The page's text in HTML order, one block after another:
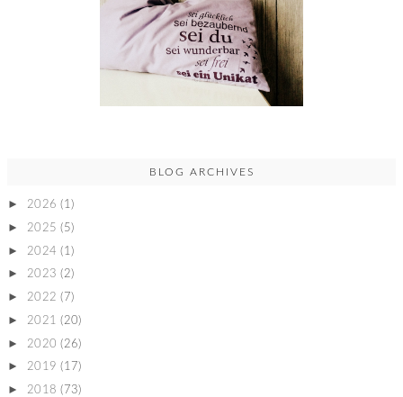
BLOG ARCHIVES
► 2026 (1)
► 2025 (5)
► 2024 (1)
► 2023 (2)
► 2022 (7)
► 2021 (20)
► 2020 (26)
► 2019 (17)
► 2018 (73)